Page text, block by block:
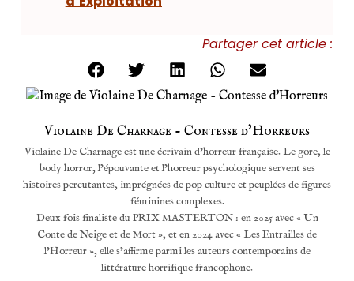
Partager cet article :
Violaine De Charnage - Contesse d'Horreurs
Violaine De Charnage est une écrivain d’horreur française. Le gore, le
body horror, l’épouvante et l’horreur psychologique servent ses
histoires percutantes, imprégnées de pop culture et peuplées de figures
féminines complexes.
Deux fois finaliste du PRIX MASTERTON : en 2025 avec « Un
Conte de Neige et de Mort », et en 2024 avec « Les Entrailles de
l’Horreur », elle s’affirme parmi les auteurs contemporains de
littérature horrifique francophone.